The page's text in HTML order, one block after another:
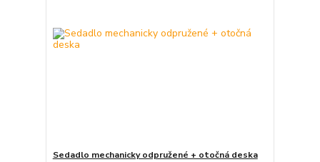
Sedadlo mechanicky odpružené + otočná deska